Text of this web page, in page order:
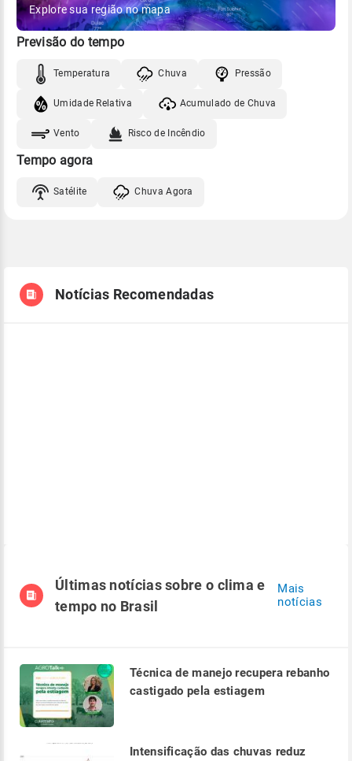
Explore sua região no mapa
Previsão do tempo
Temperatura Chuva Pressão
Umidade Relativa Acumulado de Chuva
Vento Risco de Incêndio
Tempo agora
Satélite Chuva Agora
Notícias Recomendadas
Últimas notícias sobre o clima e
tempo no Brasil
Mais
notícias
Técnica de manejo recupera rebanho
castigado pela estiagem
Intensificação das chuvas reduz